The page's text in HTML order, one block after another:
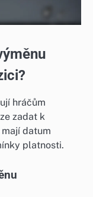
hráčům
zadat k
datum
platnosti.